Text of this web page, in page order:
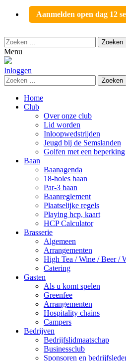
Aanmelden open dag 12
Zoeken
naar:
Menu
Inloggen
Zoeken
naar:
Home
Club
Over onze club
Lid worden
Inloopwedstrijden
Jeugd bij de Semslanden
Golfen met een beperking
Baan
Baanagenda
18-holes baan
Par-3 baan
Baanreglement
Plaatselijke regels
Playing hcp, kaart
HCP Calculator
Brasserie
Algemeen
Arrangementen
High Tea / Wine / Beer /
Catering
Gasten
Als u komt spelen
Greenfee
Arrangementen
Hospitality chains
Campers
Bedrijven
Bedrijfslidmaatschap
Businessclub
Sponsoren en